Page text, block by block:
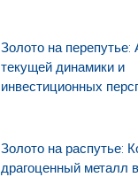
Золото на перепутье:
текущей динамики и
инвестиционных
Золото на распутье:
драгоценный металл